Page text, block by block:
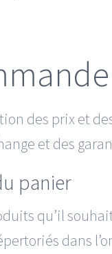
des prix et
et des
panier
qu’il
dans